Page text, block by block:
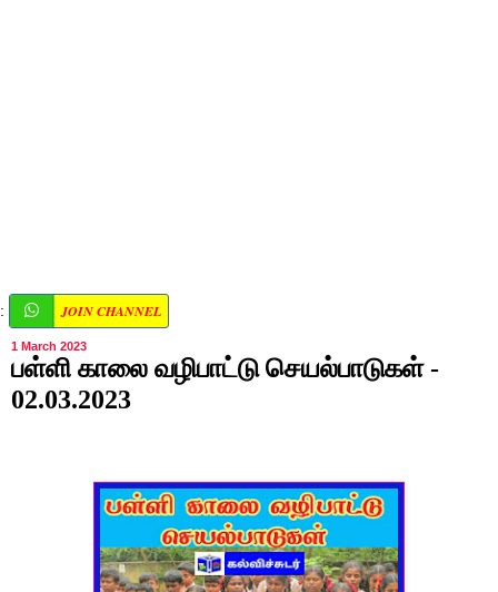
: JOIN CHANNEL
1 March 2023
பள்ளி காலை வழிபாட்டு செயல்பாடுகள் -
02.03.2023